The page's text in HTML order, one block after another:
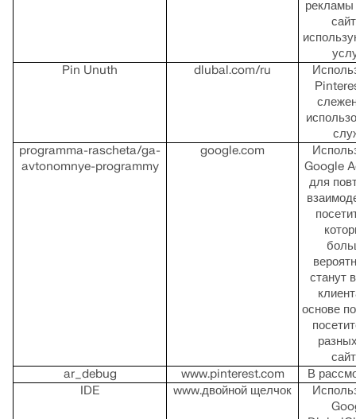
Pin Unuth
dlubal.com/ru
programma-rascheta/ga-
avtonomnye-programmy
google.com
Google
для
станут
основе
ar_debug
www.pinterest.com
В
IDE
www.двойной щелчок